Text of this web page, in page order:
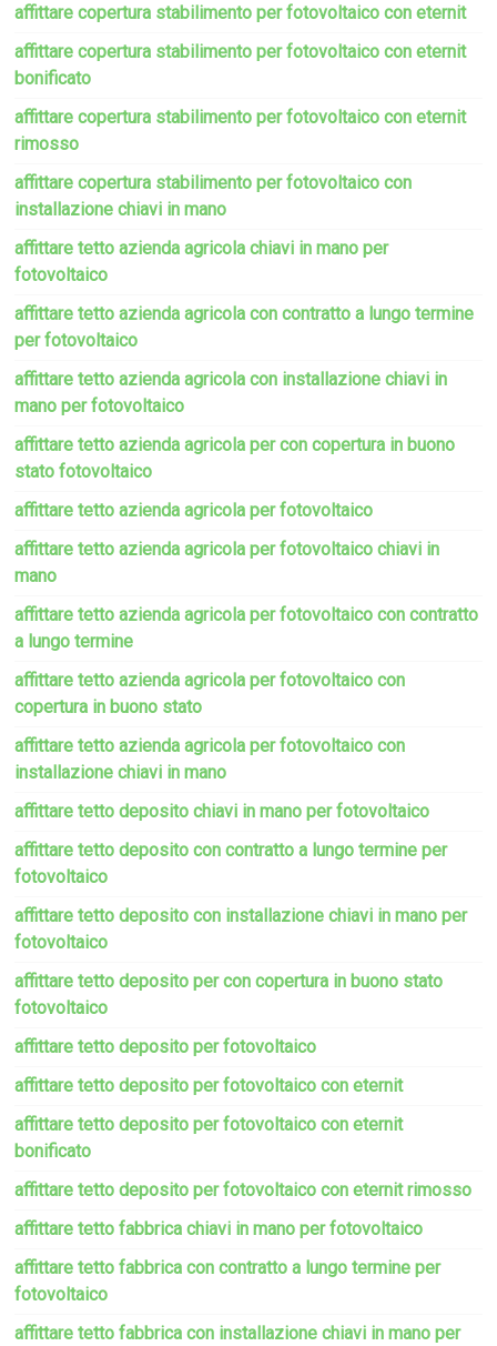
affittare copertura stabilimento per fotovoltaico con eternit
affittare copertura stabilimento per fotovoltaico con eternit
bonificato
affittare copertura stabilimento per fotovoltaico con eternit
rimosso
affittare copertura stabilimento per fotovoltaico con
installazione chiavi in mano
affittare tetto azienda agricola chiavi in mano per
fotovoltaico
affittare tetto azienda agricola con contratto a lungo termine
per fotovoltaico
affittare tetto azienda agricola con installazione chiavi in
mano per fotovoltaico
affittare tetto azienda agricola per con copertura in buono
stato fotovoltaico
affittare tetto azienda agricola per fotovoltaico
affittare tetto azienda agricola per fotovoltaico chiavi in
mano
affittare tetto azienda agricola per fotovoltaico con contratto
a lungo termine
affittare tetto azienda agricola per fotovoltaico con
copertura in buono stato
affittare tetto azienda agricola per fotovoltaico con
installazione chiavi in mano
affittare tetto deposito chiavi in mano per fotovoltaico
affittare tetto deposito con contratto a lungo termine per
fotovoltaico
affittare tetto deposito con installazione chiavi in mano per
fotovoltaico
affittare tetto deposito per con copertura in buono stato
fotovoltaico
affittare tetto deposito per fotovoltaico
affittare tetto deposito per fotovoltaico con eternit
affittare tetto deposito per fotovoltaico con eternit
bonificato
affittare tetto deposito per fotovoltaico con eternit rimosso
affittare tetto fabbrica chiavi in mano per fotovoltaico
affittare tetto fabbrica con contratto a lungo termine per
fotovoltaico
affittare tetto fabbrica con installazione chiavi in mano per